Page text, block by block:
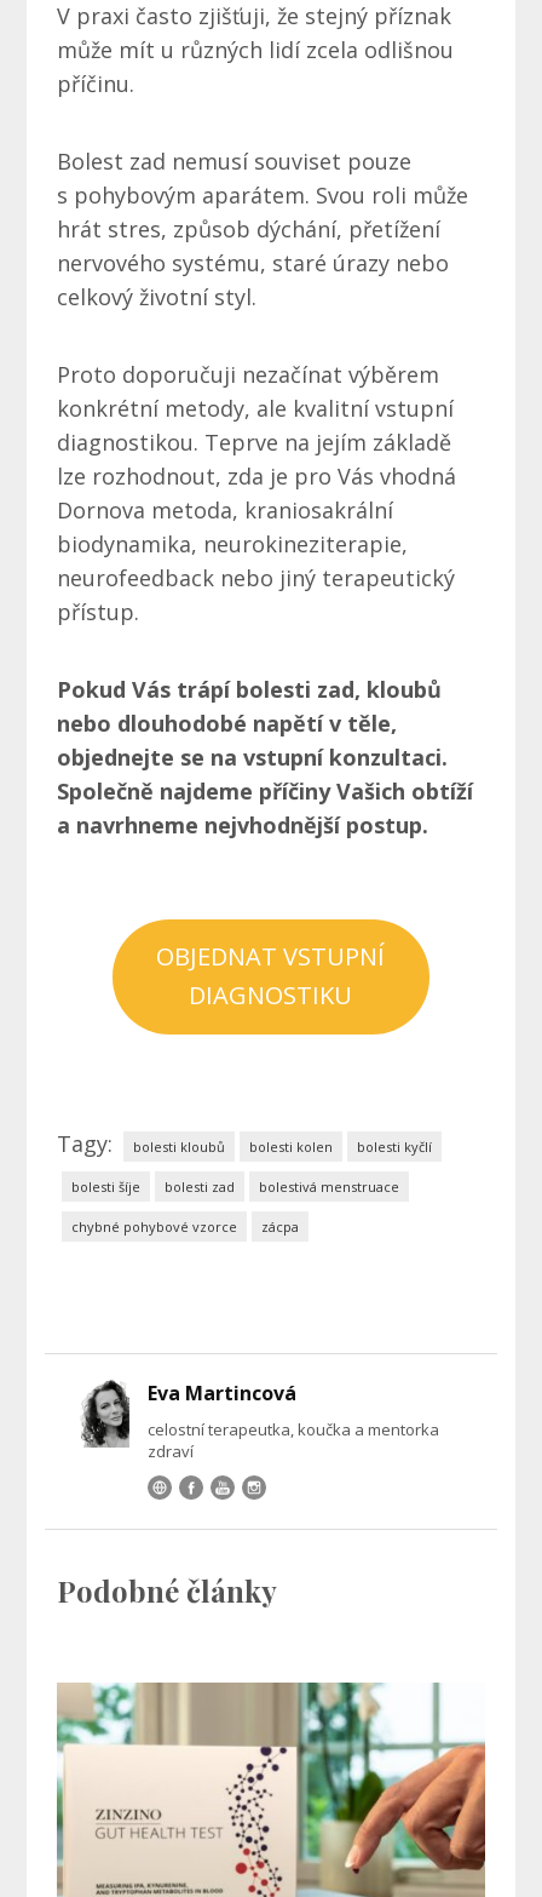
V praxi často zjišťuji, že stejný příznak
může mít u různých lidí zcela odlišnou
příčinu.
Bolest zad nemusí souviset pouze
s pohybovým aparátem. Svou roli může
hrát stres, způsob dýchání, přetížení
nervového systému, staré úrazy nebo
celkový životní styl.
Proto doporučuji nezačínat výběrem
konkrétní metody, ale kvalitní vstupní
diagnostikou. Teprve na jejím základě
lze rozhodnout, zda je pro Vás vhodná
Dornova metoda, kraniosakrální
biodynamika, neurokineziterapie,
neurofeedback nebo jiný terapeutický
přístup.
Pokud Vás trápí bolesti zad, kloubů
nebo dlouhodobé napětí v těle,
objednejte se na vstupní konzultaci.
Společně najdeme příčiny Vašich obtíží
a navrhneme nejvhodnější postup.
OBJEDNAT VSTUPNÍ
DIAGNOSTIKU
Tagy: bolesti kloubů bolesti kolen bolesti kyčlí
bolesti šíje bolesti zad bolestivá menstruace
chybné pohybové vzorce zácpa
Eva Martincová
celostní terapeutka, koučka a mentorka
zdraví
Podobné články